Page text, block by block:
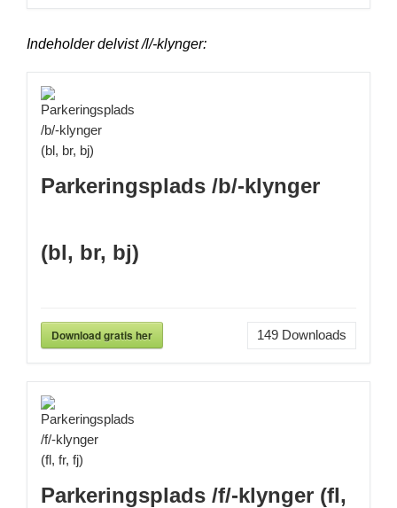
Indeholder delvist /l/-klynger:
Parkeringsplads /b/-klynger
(bl, br, bj)
Download gratis her 149Downloads
Parkeringsplads /f/-klynger (fl,